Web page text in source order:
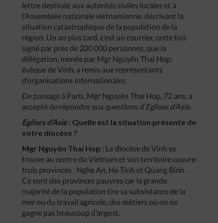
lettre destinée aux autorités civiles locales et à
l’Assemblée nationale vietnamienne, décrivant la
situation catastrophique de la population de la
région. Un an plus tard, c’est un courrier, cette fois
signé par près de 200 000 personnes, que la
délégation, menée par Mgr Nguyên Thai Hop,
évêque de Vinh, a remis aux représentants
d’organisations internationales.
De passage à Paris, Mgr Nguyên Thai Hop, 72 ans, a
accepté de répondre aux questions d’Eglises d’Asie.
Eglises d’Asie : Quelle est la situation présente de
votre diocèse ?
Mgr Nguyên Thai Hop : Le diocèse de Vinh se
trouve au centre du Vietnam et son territoire couvre
trois provinces : Nghe An, Ha Tinh et Quang Binh.
Ce sont des provinces pauvres car la grande
majorité de la population tire sa subsistance de la
mer ou du travail agricole, des métiers où on ne
gagne pas beaucoup d’argent.